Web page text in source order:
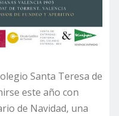
Santa Teresa de
este año con
de Navidad, una